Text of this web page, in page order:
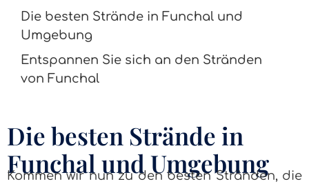
Die besten Strände in Funchal und
Umgebung
Entspannen Sie sich an den Stränden
von Funchal
Die besten Strände in
Funchal und Umgebung
Kommen wir nun zu den besten Stränden, die